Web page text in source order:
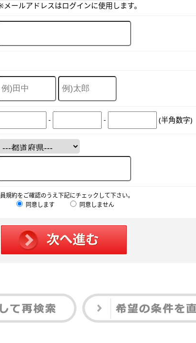
ールアドレスはログインに使用します。
- - (半角数字)
規約をご確認のうえ下記にチェックして下さい。
同意します
同意しません